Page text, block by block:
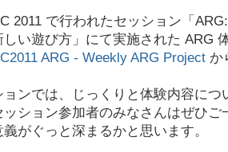
2011 で行われたセッション「
しい遊び方」にて実施された ARG
ARG - Weekly ARG Project か
ョンでは、じっくりと体験内容に
ッション参加者のみなさんはぜひ
義がぐっと深まるかと思います。